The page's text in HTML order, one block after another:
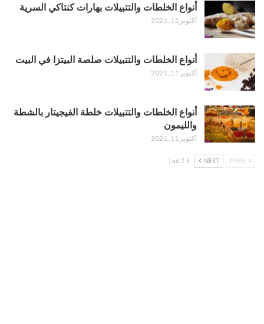
أنواع الخلطات والتتبيلات بهارات كنتاكي السرية
أكتوبر 11, 2021
أنواع الخلطات والتتبيلات صلصة البيتزا في البيت
أكتوبر 11, 2021
أنواع الخلطات والتتبيلات خلطة الفيجيتار بالشطة
والليمون
أكتوبر 11, 2021
NEXT
1 od 2 |